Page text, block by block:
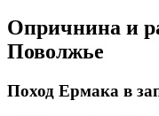
Опричнина и
Поволжье
Поход Ермака в